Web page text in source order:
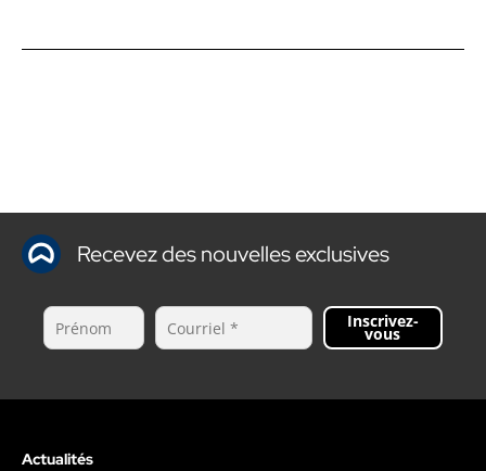
Recevez des nouvelles exclusives
Inscrivez-
vous
Actualités